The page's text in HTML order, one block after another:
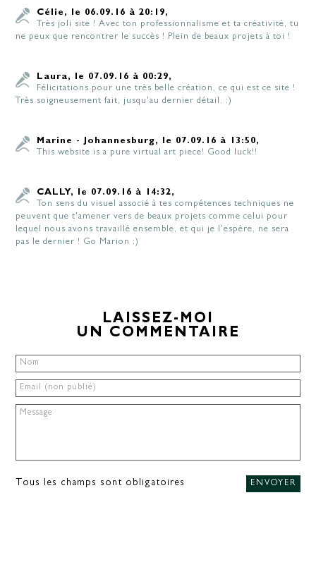
Célie, le 06.09.16 à 20:19,
Très joli site ! Avec ton professionnalisme et ta créativité, tu
ne peux que rencontrer le succès ! Plein de beaux projets à toi !
Laura, le 07.09.16 à 00:29,
Félicitations pour une très belle création, ce qui est ce site !
Très soigneusement fait, jusqu'au dernier détail. :)
Marine - Johannesburg, le 07.09.16 à 13:50,
This website is a pure virtual art piece! Good luck!!
CALLY, le 07.09.16 à 14:32,
Ton sens du visuel associé à tes compétences techniques ne
peuvent que t'amener vers de beaux projets comme celui pour
lequel nous avons travaillé ensemble, et qui je l'espère, ne sera
pas le dernier ! Go Marion :)
LAISSEZ-MOI
UN COMMENTAIRE
Tous les champs sont obligatoires ENVOYER